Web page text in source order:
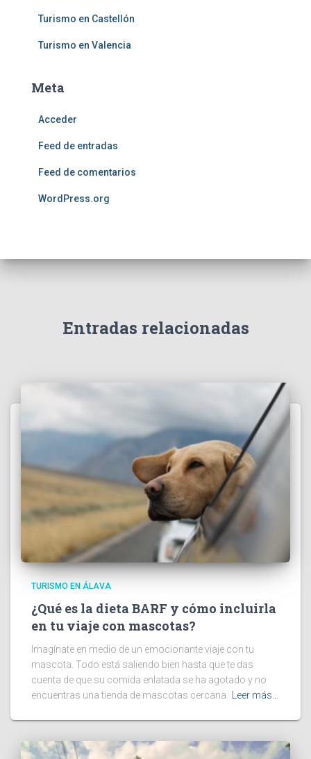
Turismo en Castellón
Turismo en Valencia
Meta
Acceder
Feed de entradas
Feed de comentarios
WordPress.org
Entradas relacionadas
TURISMO EN ÁLAVA
¿Qué es la dieta BARF y cómo incluirla
en tu viaje con mascotas?
Imagínate en medio de un emocionante viaje con tu
mascota. Todo está saliendo bien hasta que te das
cuenta de que su comida enlatada se ha agotado y no
encuentras una tienda de mascotas cercana.
Leer más…